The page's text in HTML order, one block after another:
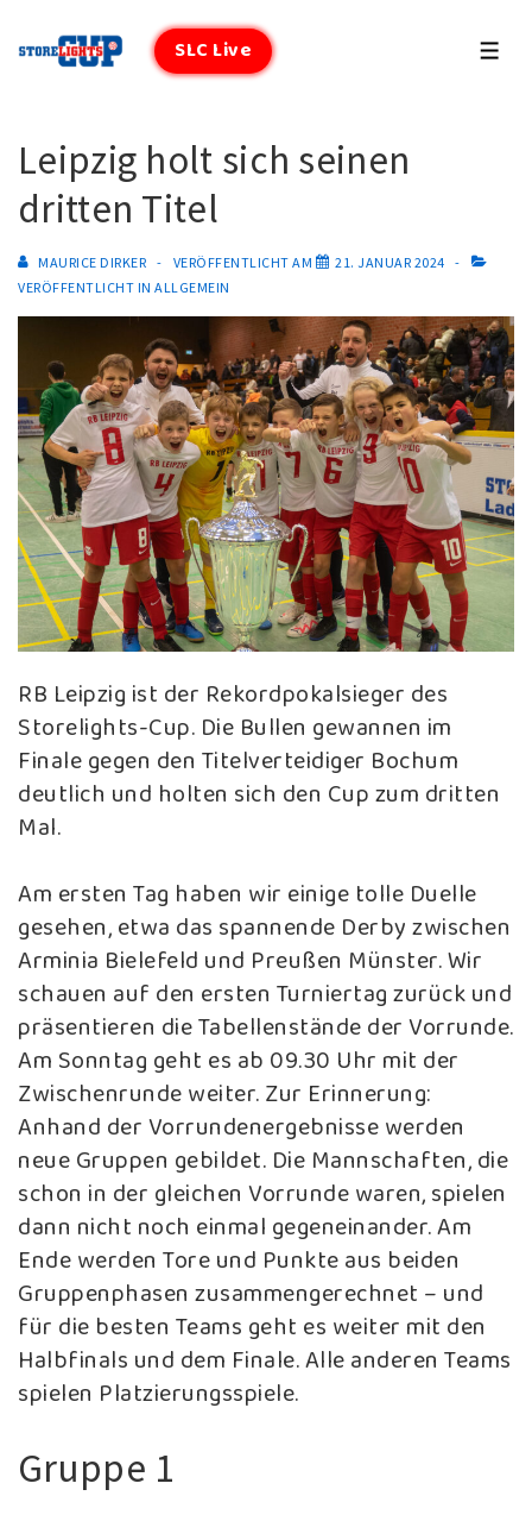
Zum
SLC Live
Leipzig holt sich seinen
dritten Titel
MAURICE DIRKER VERÖFFENTLICHT AM
21. JANUAR 2024
VERÖFFENTLICHT IN ALLGEMEIN
RB Leipzig ist der Rekordpokalsieger des
Storelights-Cup. Die Bullen gewannen im
Finale gegen den Titelverteidiger Bochum
deutlich und holten sich den Cup zum dritten
Mal.
Am ersten Tag haben wir einige tolle Duelle
gesehen, etwa das spannende Derby zwischen
Arminia Bielefeld und Preußen Münster. Wir
schauen auf den ersten Turniertag zurück und
präsentieren die Tabellenstände der Vorrunde.
Am Sonntag geht es ab 09.30 Uhr mit der
Zwischenrunde weiter. Zur Erinnerung:
Anhand der Vorrundenergebnisse werden
neue Gruppen gebildet. Die Mannschaften, die
schon in der gleichen Vorrunde waren, spielen
dann nicht noch einmal gegeneinander. Am
Ende werden Tore und Punkte aus beiden
Gruppenphasen zusammengerechnet – und
für die besten Teams geht es weiter mit den
Halbfinals und dem Finale. Alle anderen Teams
spielen Platzierungsspiele.
Gruppe 1